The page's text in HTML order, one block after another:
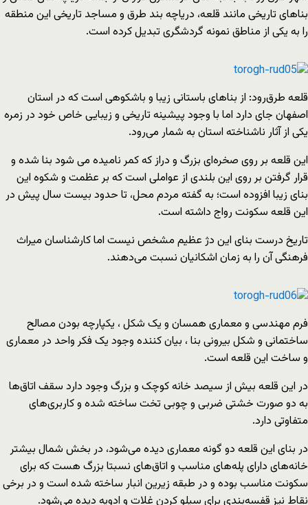
بناهای تاریخی مانند قلعه، دریاچه بند طرق و مساجد تاریخی این منطقه
را به یکی از مناطق نمونه گردشگری تبدیل کرده است.
قلعه طرق‌رود: از بناهای باستانی زیبا و باشکوهی است که در استان
اصفهان جای دارد اما با وجود پیشینه تاریخی و زیبایی خاص خود در زمره
یکی از آثار ناشناخته استان به شمار می‌رود.
این قلعه بر روی صخره‌ای بزرگ و دراز که کمر نامیده می شود بنا شده و
قرار گرفتن بر روی این بلندی از عواملی است که بر عظمت و شکوه این
بنای زیبا افزوده است؛ به گفته مردم محل، تا حدود بیست سال پیش در
این قلعه سکونت رواج داشته است.
تاریخ درست بنای این دژ عظیم مشخص نیست اما کارشناسان میراث
فرهنگی آن را به زمان اشکانیان نسبت می‌دهند.
فرم مهندسی و معماری همسان و یک شکل ، یکپارچه بودن مصالح
ساختمانی و شکل بیرونی بنا ، بیان کننده وجود یک فکر واحد در معماری
و ساخت این قلعه است.
در این قلعه بیش از سیصد خانه کوچک و بزرگ وجود دارد سقف اتاق‌ها
به دو صورت خشتی ضربی و چوبی تخت ساخته شده و کاربری‌های
متفاوتی دارد.
در بنای این قلعه دو گونه معماری دیده می‌شود، در بخش شمال بیشتر
خانه‌های دارای پله‌های مناسب و اتاق‌های نسبتا بزرگ هست که برای
سکونت مناسب بوده و در طبقه زیرین انبار ساخته شده است و در برخی
نقاط نیز قفسه‌بندی برای سیلو کردن غلات و ادویه دیده می‌شود.